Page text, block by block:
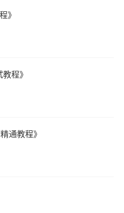
》
程》
通教程》